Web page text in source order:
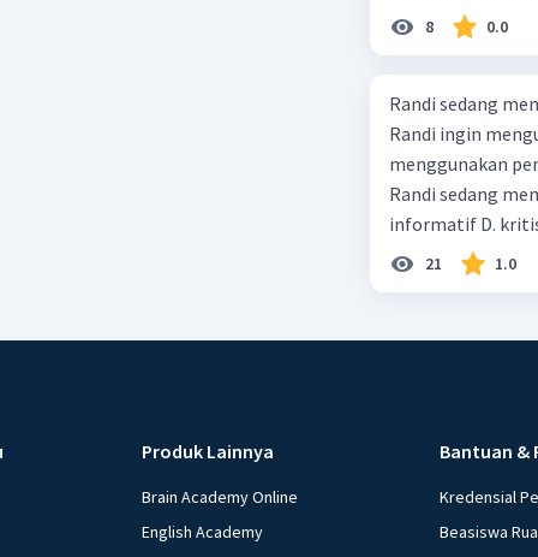
8 0.0
Randi sedang
Randi ingin
menggunakan pendekatan
Randi sedang
informatif D.
21 1.0
Produk Lainnya
Brain Academy Online
English Academy
Bantuan &
Kredensial
Beasiswa